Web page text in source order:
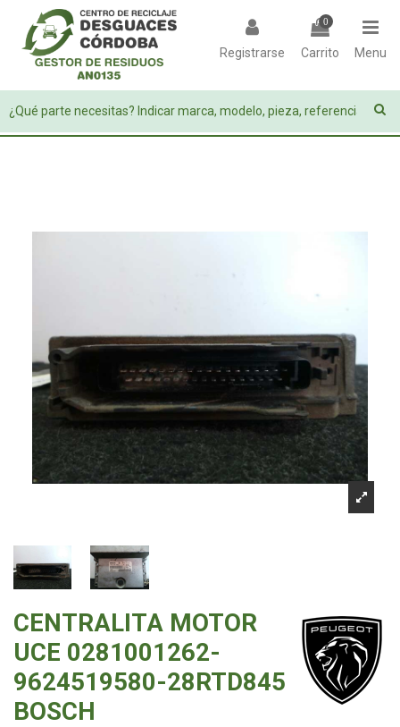
Registrarse
0
Carrito Menu
CENTRALITA MOTOR
UCE 0281001262-
9624519580-28RTD845
BOSCH